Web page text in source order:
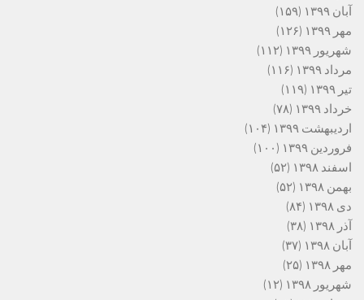
آبان ۱۳۹۹
(۱۵۹)
مهر ۱۳۹۹
(۱۲۶)
شهریور ۱۳۹۹
(۱۱۲)
مرداد ۱۳۹۹
(۱۱۶)
تیر ۱۳۹۹
(۱۱۹)
خرداد ۱۳۹۹
(۷۸)
اردیبهشت ۱۳۹۹
(۱۰۴)
فروردین ۱۳۹۹
(۱۰۰)
اسفند ۱۳۹۸
(۵۲)
بهمن ۱۳۹۸
(۵۲)
دی ۱۳۹۸
(۸۴)
آذر ۱۳۹۸
(۳۸)
آبان ۱۳۹۸
(۳۷)
مهر ۱۳۹۸
(۲۵)
شهریور ۱۳۹۸
(۱۲)